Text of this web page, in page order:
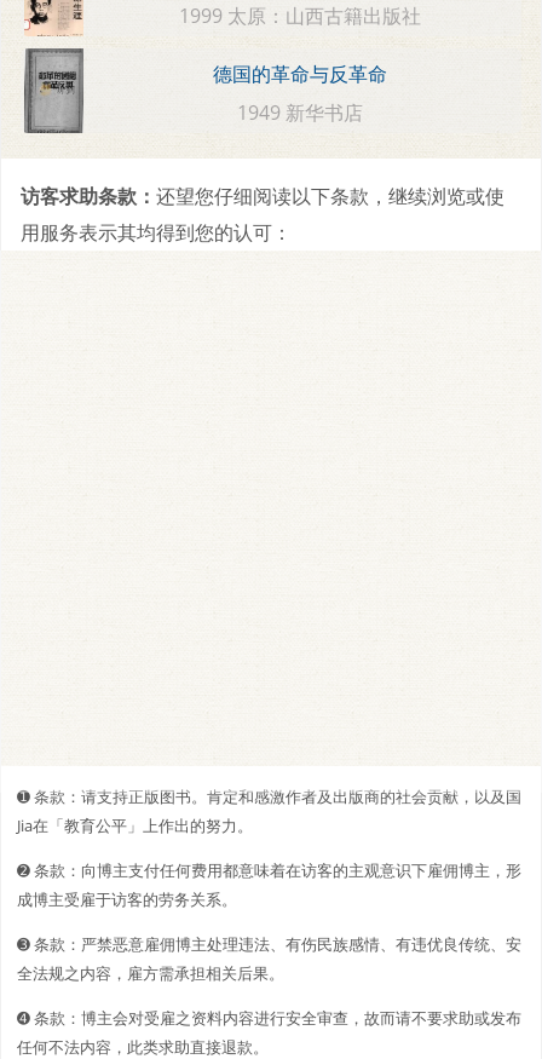
1999 太原：山西古籍出版社
德国的革命与反革命
1949 新华书店
访客求助条款： 还望您仔细阅读以下条款，继续浏览或使
用服务表示其均得到您的认可：
➊️ 条款：请支持正版图书。肯定和感激作者及出版商的社会贡献，以及国
Jia在「教育公平」上作出的努力。
➋️️ 条款：向博主支付任何费用都意味着在访客的主观意识下雇佣博主，形
成博主受雇于访客的劳务关系。
➌ 条款：严禁恶意雇佣博主处理违法、有伤民族感情、有违优良传统、安
全法规之内容，雇方需承担相关后果。
➍ 条款：博主会对受雇之资料内容进行安全审查，故而请不要求助或发布
任何不法内容，此类求助直接退款。